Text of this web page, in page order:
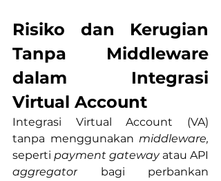
Risiko dan Kerugian
Tanpa Middleware
dalam Integrasi
Virtual Account
Integrasi Virtual Account (VA)
tanpa menggunakan
seperti payment gateway
aggregator bagi perbankan